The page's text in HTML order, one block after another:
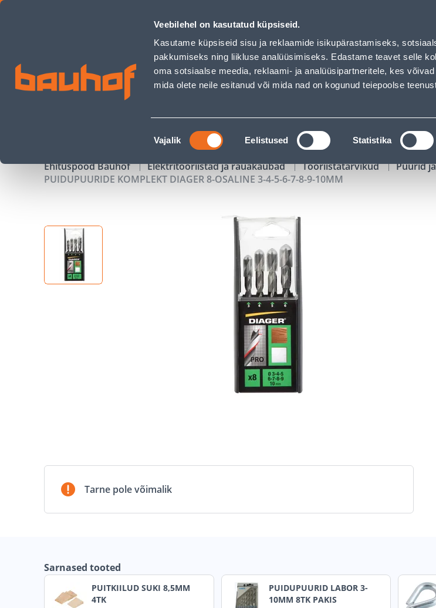
Veebilehel on kasutatud küpsiseid.
Kasutame küpsiseid sisu ja reklaamide isikupärastamiseks,
pakkumiseks ning liikluse analüüsimiseks. Edastame teavet selle
oma sotsiaalse meedia, reklaami- ja analüüsipartneritele, kes
mida olete neile esitanud või mida nad on kogunud teiepoolse
Nõusoleku
valik
Vajalik Eelistused Statistika
PUIDUPUURIDE KOMPLEKT DIAGER 8-OSALINE 3-4-5-6-7-8-9-10MM - Bauhof has loaded
Äriklienditeenindus Klienditeenindus Teenused Karjäärileht
OTSI
KAMPAANIAD KATALOOGID
Ehituspood Bauhof Elektritööriistad ja rauakaubad Tööriistatarvikud
Puurid
PUIDUPUURIDE KOMPLEKT DIAGER 8-OSALINE 3-4-5-6-7-8-9-10MM
Tarne pole võimalik
Sarnased tooted
PUITKIILUD SUKI 8,5MM
4TK
PUIDUPUURID LABOR 3-
10MM 8TK PAKIS